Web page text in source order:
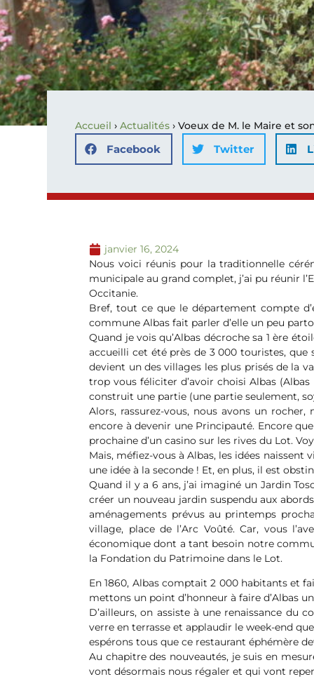
Accueil ›Actualités ›Voeux de M. le Maire et
Facebook Twitter
janvier 16, 2024
Nous voici réunis pour la traditionnelle
municipale au grand complet, j’ai pu réunir
Occitanie.
Bref, tout ce que le département compte
commune Albas fait parler d’elle un peu
Quand je vois qu’Albas décroche sa 1 ère
accueilli cet été près de 3 000 touristes, que
devient un des villages les plus prisés de la
trop vous féliciter d’avoir choisi Albas
construit une partie (une partie seulement,
Alors, rassurez-vous, nous avons un
encore à devenir une Principauté. Encore
prochaine d’un casino sur les rives du Lot.
Mais, méfiez-vous à Albas, les idées
une idée à la seconde ! Et, en plus, il est
Quand il y a 6 ans, j’ai imaginé un Jardin
créer un nouveau jardin suspendu aux
aménagements prévus au printemps
village, place de l’Arc Voûté. Car, vous
économique dont a tant besoin notre
la Fondation du Patrimoine dans le Lot.
En 1860, Albas comptait 2 000 habitants et
mettons un point d’honneur à faire d’Albas
D’ailleurs, on assiste à une renaissance du
verre en terrasse et applaudir le week-end
espérons tous que ce restaurant éphémère
Au chapitre des nouveautés, je suis en
vont désormais nous régaler et qui vont